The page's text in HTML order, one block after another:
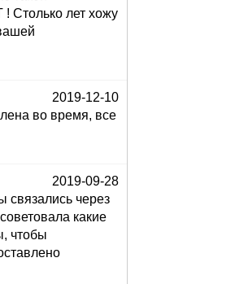
лет хожу
2019-12-10
во время, все
2019-09-28
связались через
какие
чтобы